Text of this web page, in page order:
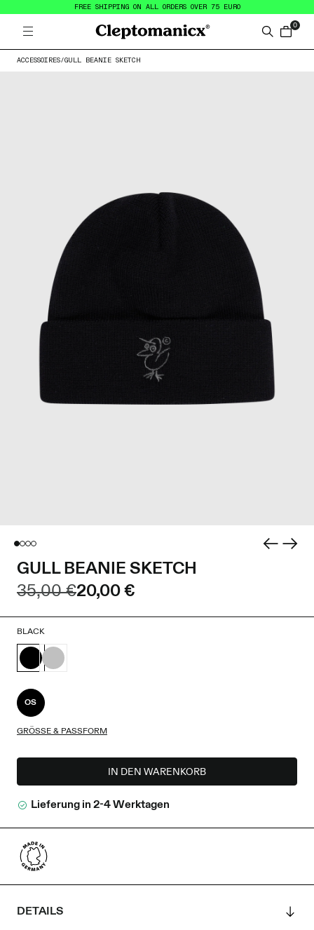
FREE SHIPPING ON ALL ORDERS OVER 75 EURO
Open menu
Cleptomanicx
Search
0
items
ACCESSOIRES/GULL BEANIE SKETCH
GULL BEANIE SKETCH
35,00 €20,00 €
BLACK
OS
GRÖSSE & PASSFORM
IN DEN WARENKORB
Lieferung in 2-4 Werktagen
DETAILS